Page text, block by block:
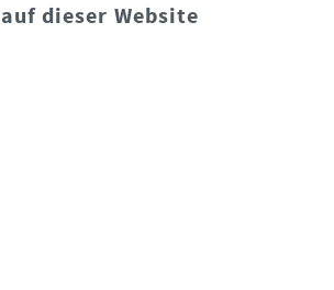
dieser Website